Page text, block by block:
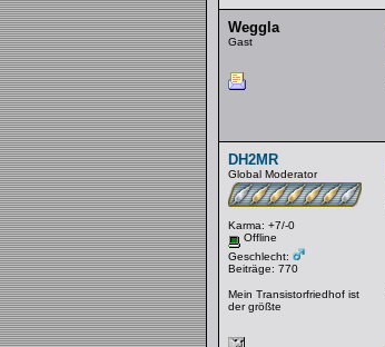
Weggla
Gast
DH2MR
Global Moderator
Karma: +7/-0
Offline
Geschlecht:
Beiträge: 770
Mein Transistorfriedhof ist
der größte